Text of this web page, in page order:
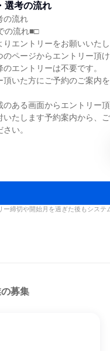
選考の流れ
の流れ
の流れ■□
りエントリーをお願いいたし
のページからエントリー頂
のエントリーは不要です。
頂いた方にご予約のご案内を
ある画面からエントリー
いたします予約案内から、
い。
ー締切や開始月を過ぎた後もシス
募集